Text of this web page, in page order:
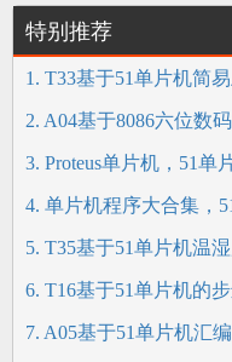
特别推荐
1. T33基于51单片机简
2. A04基于8086六位数
3. Proteus单片机，51单
4. 单片机程序大合集，
5. T35基于51单片机温
6. T16基于51单片机的
7. A05基于51单片机汇